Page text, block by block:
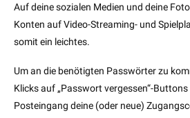
Auf deine sozialen Medien und deine
Konten auf Video-Streaming- und
somit ein leichtes.
Um an die benötigten Passwörter zu
Klicks auf „Passwort vergessen“-
Posteingang deine (oder neue)